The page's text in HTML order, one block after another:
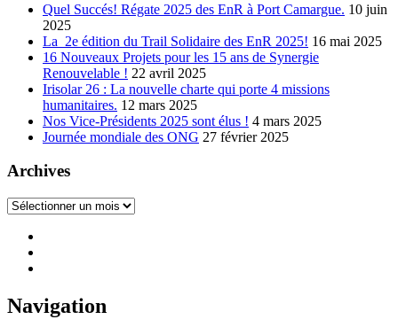
Quel Succés! Régate 2025 des EnR à Port Camargue. 10 juin
2025
La 2e édition du Trail Solidaire des EnR 2025! 16 mai 2025
16 Nouveaux Projets pour les 15 ans de Synergie
Renouvelable ! 22 avril 2025
Irisolar 26 : La nouvelle charte qui porte 4 missions
humanitaires. 12 mars 2025
Nos Vice-Présidents 2025 sont élus ! 4 mars 2025
Journée mondiale des ONG 27 février 2025
Archives
Archives
Navigation